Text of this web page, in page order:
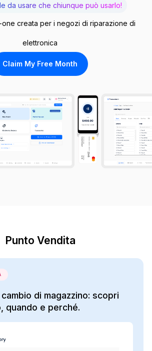
da usare che chiunque può usarlo!
one creata per i negozi di riparazione di
elettronica
Claim My Free Month
Punto Vendita
di magazzino: scopri
quando e perché.